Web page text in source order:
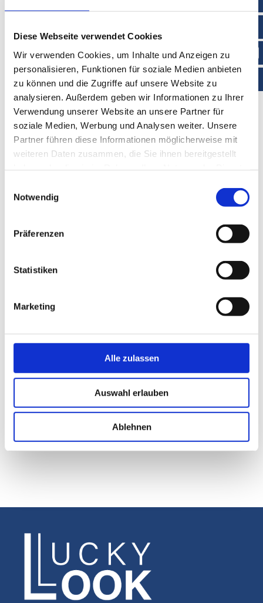
Diese Webseite verwendet Cookies
Wir verwenden Cookies, um Inhalte und Anzeigen zu
personalisieren, Funktionen für soziale Medien anbieten
zu können und die Zugriffe auf unsere Website zu
analysieren. Außerdem geben wir Informationen zu Ihrer
Verwendung unserer Website an unsere Partner für
soziale Medien, Werbung und Analysen weiter. Unsere
Partner führen diese Informationen möglicherweise mit
weiteren Daten zusammen, die Sie ihnen bereitgestellt
Notwendig
Präferenzen
Statistiken
Marketing
Alle zulassen
Auswahl erlauben
Ablehnen
Ganz einfach teilen über Ihre gewünschte
Plattform!